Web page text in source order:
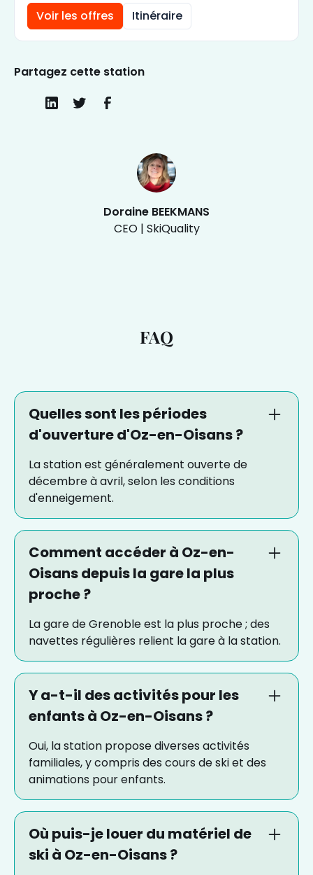
Voir les offres
Itinéraire
Partagez cette station
Doraine BEEKMANS
CEO | SkiQuality
FAQ
Quelles sont les périodes
d'ouverture d'Oz-en-Oisans ?
La station est généralement ouverte de
décembre à avril, selon les conditions
d'enneigement.
Comment accéder à Oz-en-
Oisans depuis la gare la plus
proche ?
La gare de Grenoble est la plus proche ; des
navettes régulières relient la gare à la station.
Y a-t-il des activités pour les
enfants à Oz-en-Oisans ?
Oui, la station propose diverses activités
familiales, y compris des cours de ski et des
animations pour enfants.
Où puis-je louer du matériel de
ski à Oz-en-Oisans ?